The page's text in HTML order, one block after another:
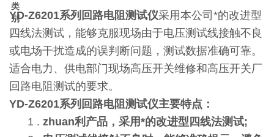
类
别
YD-Z6201系列回路电阻测试仪采用本公司*的改进型
四线法测试，能够克服现场由于电压测试线接触不良
或电场干扰造成的误判断问题，测试数据准确可靠。
适合电力、供电部门现场高压开关维修和高压开关厂
回路电阻测试的要求。
YD-Z6201系列回路电阻测试仪主要特点：
1 . zhuan利产品，采用*的改进型四线法测试;